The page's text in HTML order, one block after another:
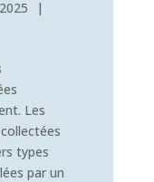
|
Les
types
par un